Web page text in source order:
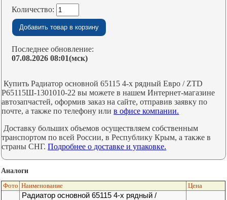
Количество:
Последнее обновление:
07.08.2026 08:01(мск)
Купить Радиатор основной 65115 4-х рядный Евро / ZTD
Р65115Ш-1301010-22 вы можете в нашем Интернет-магазине
автозапчастей, оформив заказ на сайте, отправив заявку по
почте, а также по телефону илив офисе компании.
Доставку больших объемов осуществляем собственным
транспортом по всей России, в Республику Крым, а также в
страны СНГ.Подробнее о доставке и упаковке.
Аналоги
Фото Наименование Цена
Радиатор основной 65115 4-х рядный /